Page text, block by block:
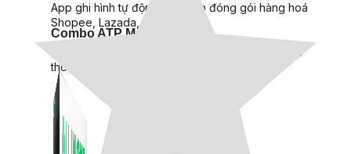
Combo ATP Mobile
thoại.
App ghi hình tự động quy trình đóng gói hàng hoá
Shopee, Lazada, Tiktokshop